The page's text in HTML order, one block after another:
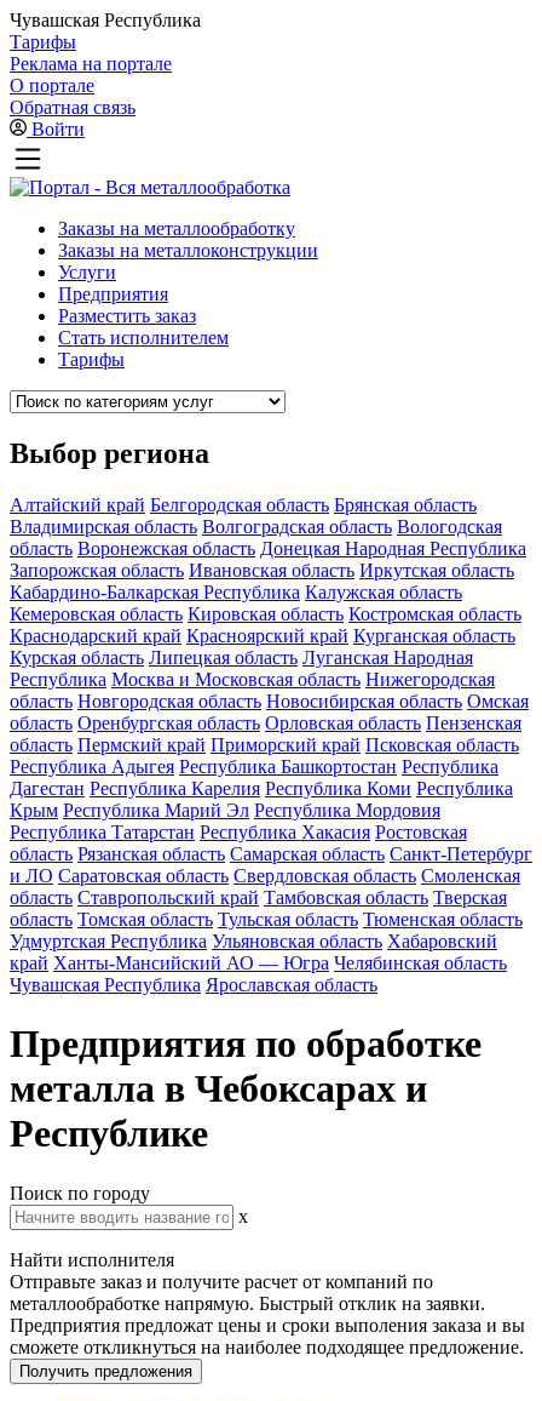
Чувашская Республика
Тарифы
Реклама на портале
О портале
Обратная связь
Войти
Заказы на металлообработку
Заказы на металлоконструкции
Услуги
Предприятия
Разместить заказ
Стать исполнителем
Тарифы
Выбор региона
Алтайский край Белгородская область Брянская область
Владимирская область Волгоградская область Вологодская
область Воронежская область Донецкая Народная Республика
Запорожская область Ивановская область Иркутская область
Кабардино-Балкарская Республика Калужская область
Кемеровская область Кировская область Костромская область
Краснодарский край Красноярский край Курганская область
Курская область Липецкая область Луганская Народная
Республика Москва и Московская область Нижегородская
область Новгородская область Новосибирская область Омская
область Оренбургская область Орловская область Пензенская
область Пермский край Приморский край Псковская область
Республика Адыгея Республика Башкортостан Республика
Дагестан Республика Карелия Республика Коми Республика
Крым Республика Марий Эл Республика Мордовия
Республика Татарстан Республика Хакасия Ростовская
область Рязанская область Самарская область Санкт-Петербург
и ЛО Саратовская область Свердловская область Смоленская
область Ставропольский край Тамбовская область Тверская
область Томская область Тульская область Тюменская область
Удмуртская Республика Ульяновская область Хабаровский
край Ханты-Мансийский АО — Югра Челябинская область
Чувашская Республика Ярославская область
Предприятия по обработке
металла в Чебоксарах и
Республике
Поиск по городу
x
Найти исполнителя
Отправьте заказ и получите расчет от компаний по
металлообработке напрямую. Быстрый отклик на заявки.
Предприятия предложат цены и сроки выполения заказа и вы
сможете откликнуться на наиболее подходящее предложение.
Получить предложения